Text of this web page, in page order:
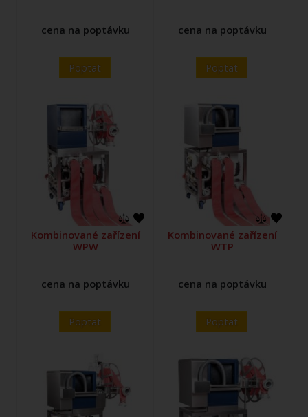
cena na poptávku
Poptat
cena na poptávku
Poptat
Kombinované zařízení
WPW
cena na poptávku
Poptat
Kombinované zařízení
WTP
cena na poptávku
Poptat